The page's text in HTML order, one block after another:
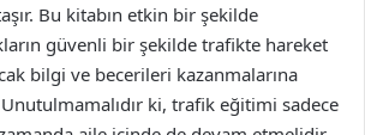
Bu kitabın etkin bir şekilde
güvenli bir şekilde trafikte hareket
bilgi ve becerileri kazanmalarına
Unutulmamalıdır ki, trafik eğitimi sadece